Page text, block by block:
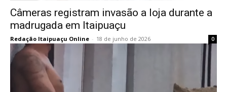
Câmeras registram invasão a loja durante a
madrugada em Itaipuaçu
Redação Itaipuaçu Online - 18 de junho de 2026 0